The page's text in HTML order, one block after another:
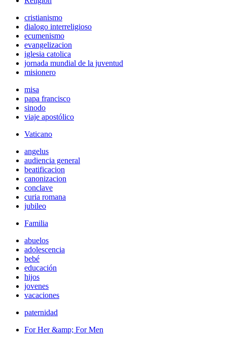
cristianismo
dialogo interreligioso
ecumenismo
evangelizacion
iglesia catolica
jornada mundial de la juventud
misionero
misa
papa francisco
sinodo
viaje apostólico
Vaticano
angelus
audiencia general
beatificacion
canonizacion
conclave
curia romana
jubileo
Familia
abuelos
adolescencia
bebé
educación
hijos
jovenes
vacaciones
paternidad
For Her &amp; For Men